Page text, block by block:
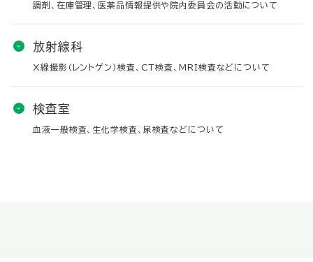
調剤、在庫管理、医薬品情報提供や院内委員会の活動について
放射線科
X線撮影（レントゲン）検査、CT検査、MRI検査などについて
検査室
血液一般検査、生化学検査、尿検査などについて